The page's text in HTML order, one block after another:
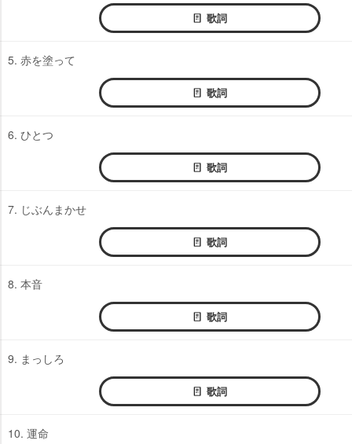
歌詞
5. 赤を塗って
歌詞
6. ひとつ
歌詞
7. じぶんまかせ
歌詞
8. 本音
歌詞
9. まっしろ
歌詞
10. 運命